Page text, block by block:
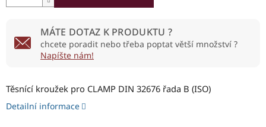
MÁTE DOTAZ K PRODUKTU ?
chcete poradit nebo třeba poptat větší množství ?
Napíšte nám!
Těsnící kroužek pro CLAMP DIN 32676 řada B (ISO)
Detailní informace